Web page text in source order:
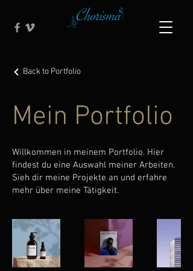
Back to Portfolio
Mein Portfolio
Willkommen in meinem Portfolio. Hier
findest du eine Auswahl meiner Arbeiten.
Sieh dir meine Projekte an und erfahre
mehr über meine Tätigkeit.